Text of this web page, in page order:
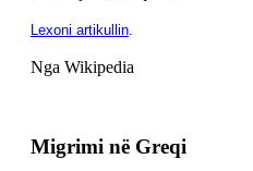
Lexoni artikullin.
Nga Wikipedia
Migrimi në Greqi